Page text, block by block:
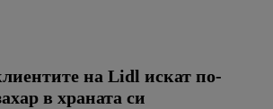
на Lidl искат по-
в храната си